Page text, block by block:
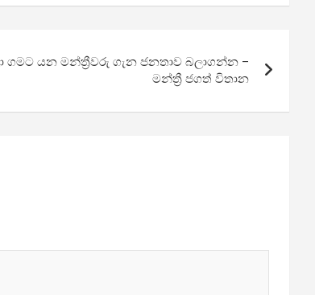
යන මන්ත්‍රීවරු ගැන ජනතාව බලාගන්න –
මන්ත්‍රී ජගත් විතා​න